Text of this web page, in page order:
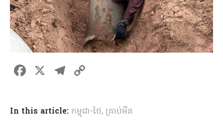
F
ce
b
X T
gr
p
y
In this article: កម្ពុជា-ថៃ, គ្រាប់មីន